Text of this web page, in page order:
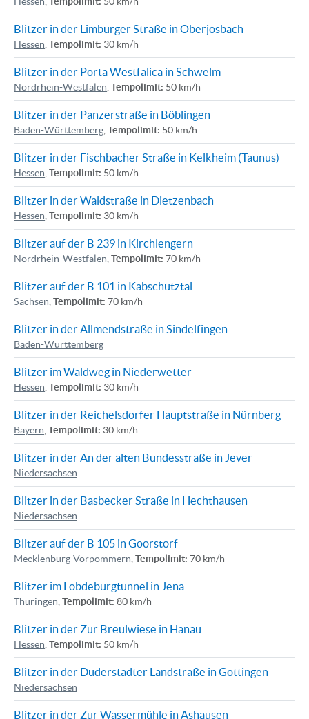
Blitzer in der Limburger Straße in Oberjosbach
Hessen Tempolimit: 30 km/h
Blitzer in der Porta Westfalica in Schwelm
Nordrhein-Westfalen Tempolimit: 50 km/h
Blitzer in der Panzerstraße in Böblingen
Baden-Württemberg Tempolimit: 50 km/h
Blitzer in der Fischbacher Straße in Kelkheim (Taunus)
Hessen Tempolimit: 50 km/h
Blitzer in der Waldstraße in Dietzenbach
Hessen Tempolimit: 30 km/h
Blitzer auf der B 239 in Kirchlengern
Nordrhein-Westfalen Tempolimit: 70 km/h
Blitzer auf der B 101 in Käbschütztal
Sachsen Tempolimit: 70 km/h
Blitzer in der Allmendstraße in Sindelfingen
Baden-Württemberg
Blitzer im Waldweg in Niederwetter
Hessen Tempolimit: 30 km/h
Blitzer in der Reichelsdorfer Hauptstraße in Nürnberg
Bayern Tempolimit: 30 km/h
Blitzer in der An der alten Bundesstraße in Jever
Niedersachsen
Blitzer in der Basbecker Straße in Hechthausen
Niedersachsen
Blitzer auf der B 105 in Goorstorf
Mecklenburg-Vorpommern Tempolimit: 70 km/h
Blitzer im Lobdeburgtunnel in Jena
Thüringen Tempolimit: 80 km/h
Blitzer in der Zur Breulwiese in Hanau
Hessen Tempolimit: 50 km/h
Blitzer in der Duderstädter Landstraße in Göttingen
Niedersachsen
Blitzer in der Zur Wassermühle in Ashausen